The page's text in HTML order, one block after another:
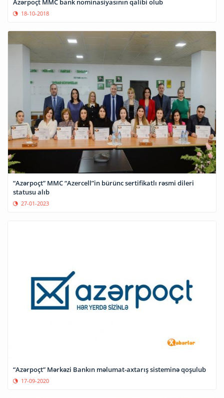
Azərpoçt MMC bank nominasiyasının qalibi olub
18-10-2018
“Azərpoçt” MMC “Azercell”in bürünc sertifikatlı rəsmi dileri
statusu alıb
27-01-2023
“Azərpoçt” Mərkəzi Bankın məlumat-axtarış sisteminə qoşulub
17-09-2020